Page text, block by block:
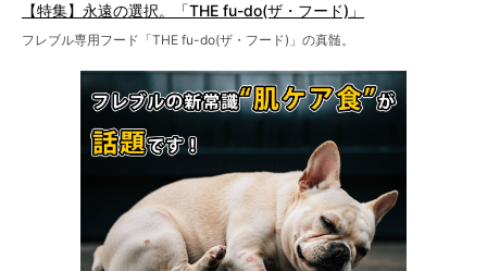
【特集】永遠の選択。「THE fu-do(ザ・フード)」
フレブル専用フード「THE fu-do(ザ・フード)」の真髄。